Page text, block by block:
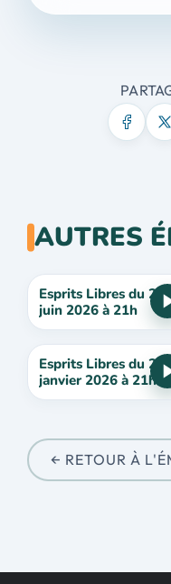
AUTRES
Esprits Libres du 28
juin 2026 à 21h
Esprits Libres du 25
janvier 2026 à 21h
← RETOUR À